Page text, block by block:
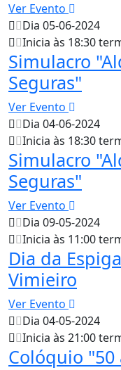
Ver Evento
Dia 05-06-2024
Inicia às 18:30
Simulacro
Seguras"
Ver Evento
Dia 04-06-2024
Inicia às 18:30
Simulacro
Seguras"
Ver Evento
Dia 09-05-2024
Inicia às 11:00
Dia da
Vimieiro
Ver Evento
Dia 04-05-2024
Inicia às 21:00
Colóquio